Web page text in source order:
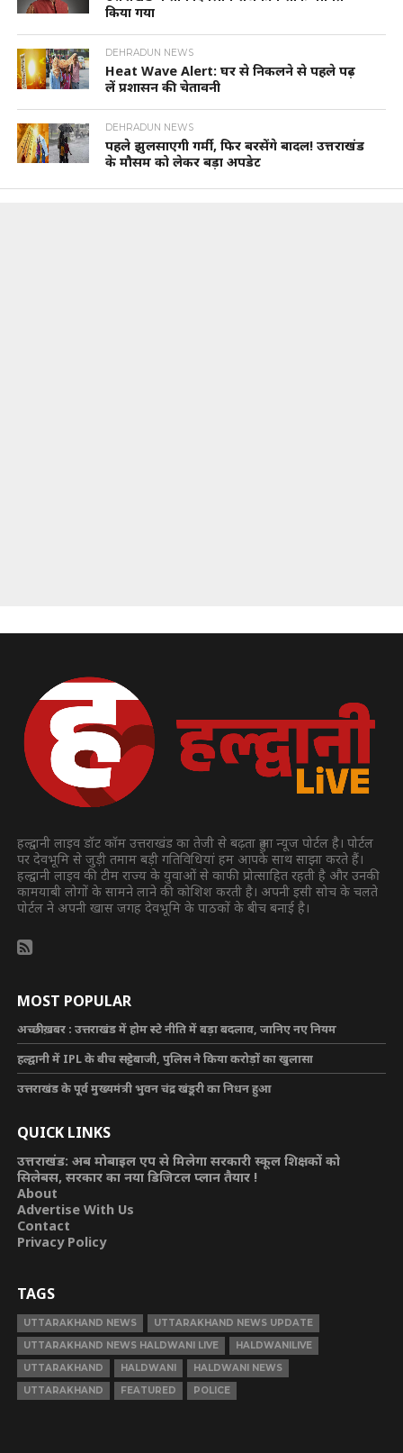
किया गया
DEHRADUN NEWS
Heat Wave Alert: घर से निकलने से पहले पढ़
लें प्रशासन की चेतावनी
DEHRADUN NEWS
पहले झुलसाएगी गर्मी, फिर बरसेंगे बादल! उत्तराखंड
के मौसम को लेकर बड़ा अपडेट
हल्द्वानी लाइव डॉट कॉम उत्तराखंड का तेजी से बढ़ता हुआ न्यूज पोर्टल है। पोर्टल
पर देवभूमि से जुड़ी तमाम बड़ी गतिविधियां हम आपके साथ साझा करते हैं।
हल्द्वानी लाइव की टीम राज्य के युवाओं से काफी प्रोत्साहित रहती है और उनकी
कामयाबी लोगों के सामने लाने की कोशिश करती है। अपनी इसी सोच के चलते
पोर्टल ने अपनी खास जगह देवभूमि के पाठकों के बीच बनाई है।
MOST POPULAR
अच्छी ख़बर : उत्तराखंड में होम स्टे नीति में बड़ा बदलाव, जानिए नए नियम
हल्द्वानी में IPL के बीच सट्टेबाजी, पुलिस ने किया करोड़ों का खुलासा
उत्तराखंड के पूर्व मुख्यमंत्री भुवन चंद्र खंडूरी का निधन हुआ
QUICK LINKS
उत्तराखंड: अब मोबाइल एप से मिलेगा सरकारी स्कूल शिक्षकों को
सिलेबस, सरकार का नया डिजिटल प्लान तैयार !
About
Advertise With Us
Contact
Privacy Policy
TAGS
UTTARAKHAND NEWS
UTTARAKHAND NEWS UPDATE
UTTARAKHAND NEWS HALDWANI LIVE
HALDWANILIVE
UTTARAKHAND
HALDWANI
HALDWANI NEWS
UTTARAKHAND
FEATURED POLICE